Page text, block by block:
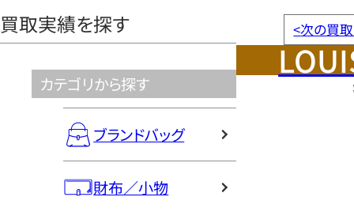
買取実績を探す
カテゴリから探す
ブランドバッグ
財布／小物
<次の買